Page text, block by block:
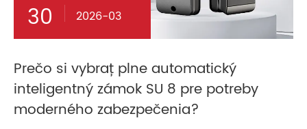
30 2026-03
Prečo si vybrať plne automatický
inteligentný zámok SU 8 pre potreby
moderného zabezpečenia?